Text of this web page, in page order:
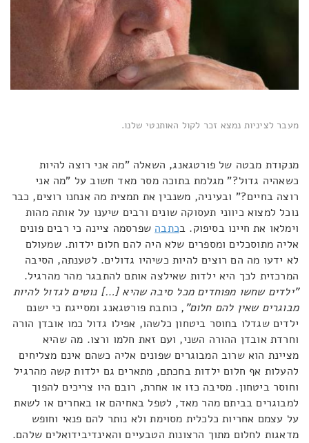
מעבר לציניות נמצא זכר לקול האותנטי שלנו.
מנקודת מבטה של פורטגאנג, השאלה "מה אני רוצה להיות
כשאהיה גדול?" מגלמת בתוכה מסר מאד חשוב על "מה אני
רוצה בחיים?" ובעיניה, משנבין את תמצית מה אנחנו רוצים, כבר
נוכל למצוא כיווני תעסוקה שונים ורבים שיענו על אותה מהות
וימלאו את חיינו בסיפוק. בכתבה שפרסמה ציינה כי רבים פונים
אליה מתוסכלים ומספרים שלא היה להם חלום ילדות. שמעולם
לא ידעו מה הם רוצים להיות כשיהיו גדולים. לטענתה, הסיבה
המרכזית לכך היא ילדות שאילצה אותם להתבגר מהר מהרגיל.
"ילדים שחשו מפוחדים מכל סיבה שהיא […] נוטים לגדול להיות
מבוגרים שאין להם חלום", כותבת פורטגאנג ומסייגת כי ישנם
ילדים שגדלו בחוסר ביטחון כלשהו, אפילו גדול כמו אובדן הורה
וחרדת אובדן ההורה השני, ועם זאת חלמו ורצו. מה שהיא
מציינת הוא שרוב המבוגרים שפונים אליה כשהם אינם מצליחים
להעלות אף חלום ילדות בחכתם, מתארים גם ילדות קשה מהרגיל
וחוסר ביטחון. מסיבה כזו או אחרת, רובם היו צריכים להפוך
למבוגרים בביתם מהר מאד, לטפל באחיהם או באחרים או לשאת
על עצמם אחריות כלכלית מסוימת ולא נותר להם פנאי וחופש
מדאגות לחלום מתוך הרצונות הטבעיים והאינדיבידואלים שלהם.